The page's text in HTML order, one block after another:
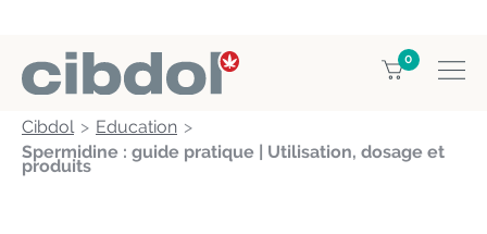
0
Cibdol
Education
Spermidine : guide pratique | Utilisation, dosage et
produits